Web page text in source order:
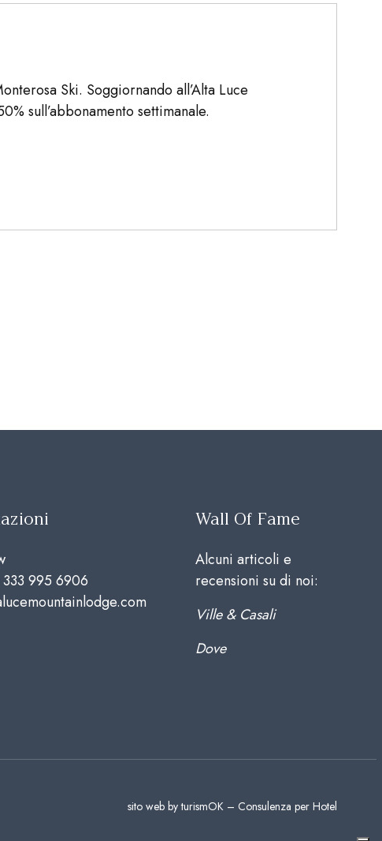
Ski. Soggiornando all’Alta Luce
sull’abbonamento settimanale.
995 6906
Wall Of Fame
Alcuni articoli e
recensioni su di noi:
Ville & Casali
Dove
sito web by turismOK – Consulenza per Hotel